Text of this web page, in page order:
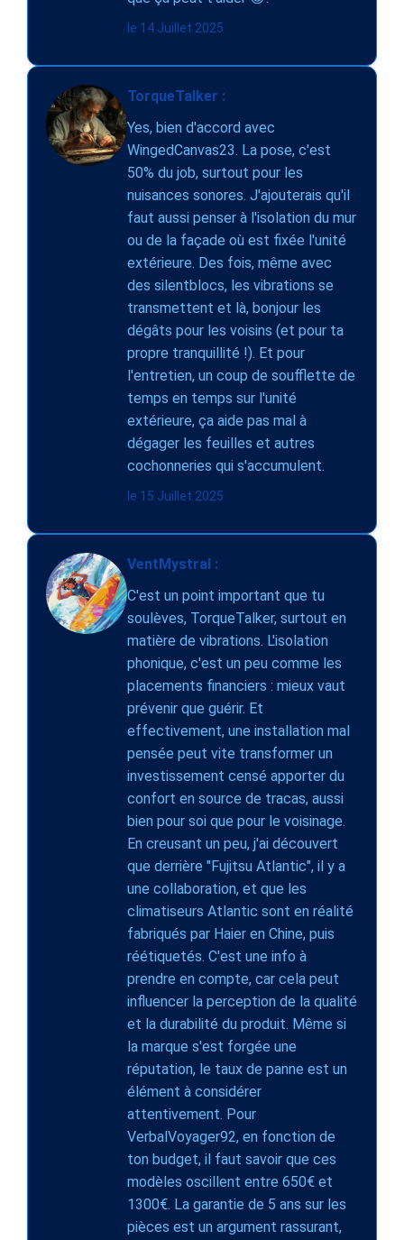
le 14 Juillet 2025
TorqueTalker :
Yes, bien d'accord avec
WingedCanvas23. La pose, c'est
50% du job, surtout pour les
nuisances sonores. J'ajouterais qu'il
faut aussi penser à l'isolation du mur
ou de la façade où est fixée l'unité
extérieure. Des fois, même avec
des silentblocs, les vibrations se
transmettent et là, bonjour les
dégâts pour les voisins (et pour ta
propre tranquillité !). Et pour
l'entretien, un coup de soufflette de
temps en temps sur l'unité
extérieure, ça aide pas mal à
dégager les feuilles et autres
cochonneries qui s'accumulent.
le 15 Juillet 2025
VentMystral :
C'est un point important que tu
soulèves, TorqueTalker, surtout en
matière de vibrations. L'isolation
phonique, c'est un peu comme les
placements financiers : mieux vaut
prévenir que guérir. Et
effectivement, une installation mal
pensée peut vite transformer un
investissement censé apporter du
confort en source de tracas, aussi
bien pour soi que pour le voisinage.
En creusant un peu, j'ai découvert
que derrière "Fujitsu Atlantic", il y a
une collaboration, et que les
climatiseurs Atlantic sont en réalité
fabriqués par Haier en Chine, puis
réétiquetés. C'est une info à
prendre en compte, car cela peut
influencer la perception de la qualité
et la durabilité du produit. Même si
la marque s'est forgée une
réputation, le taux de panne est un
élément à considérer
attentivement. Pour
VerbalVoyager92, en fonction de
ton budget, il faut savoir que ces
modèles oscillent entre 650€ et
1300€. La garantie de 5 ans sur les
pièces est un argument rassurant,